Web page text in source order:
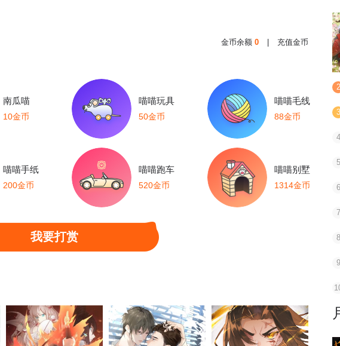
金币余额 0 充值金币
南瓜喵
10金币
喵喵玩具
50金币
喵喵毛线
88金币
喵喵手纸
200金币
喵喵跑车
520金币
喵喵别墅
1314金币
我要打赏
2
3
4
5
6
7
8
9